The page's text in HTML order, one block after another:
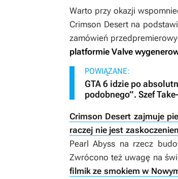
Warto przy okazji
Crimson Desertna
zamówień
platformie Valve
POWIĄZANE:
GTA 6 idzie po
podobnego”. Szef
Crimson Desert zajmuje
raczej nie jest
Pearl Abyss na rzecz
Zwrócono też uwagę na
filmik ze smokiem w